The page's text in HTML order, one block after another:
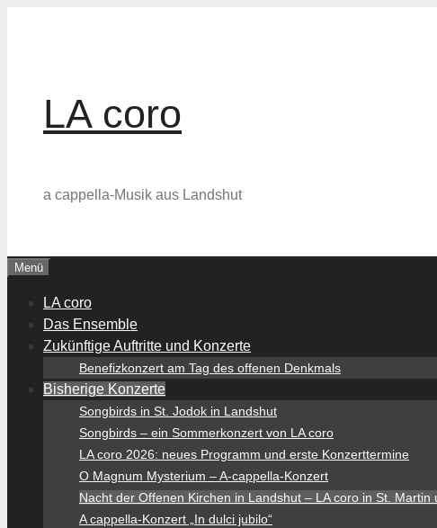
LA coro
a cappella-Musik aus Landshut
Menü
LA coro
Das Ensemble
Zukünftige Auftritte und Konzerte
Benefizkonzert am Tag des offenen Denkmals
Bisherige Konzerte
Songbirds in St. Jodok in Landshut
Songbirds – ein Sommerkonzert von LA coro
LA coro 2026: neues Programm und erste Konzerttermine
O Magnum Mysterium – A-cappella-Konzert
Nacht der Offenen Kirchen in Landshut – LA coro in St. Martin
A cappella-Konzert „In dulci jubilo“